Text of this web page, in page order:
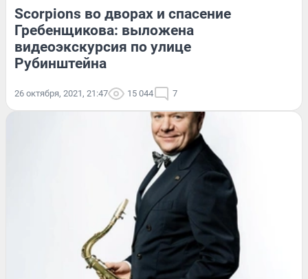
Scorpions во дворах и спасение
Гребенщикова: выложена
видеоэкскурсия по улице
Рубинштейна
26 октября, 2021, 21:47 15 044 7